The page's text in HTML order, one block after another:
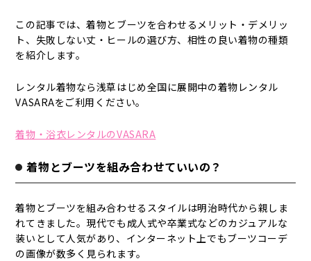
この記事では、着物とブーツを合わせるメリット・デメリッ
ト、失敗しない丈・ヒールの選び方、相性の良い着物の種類
を紹介します。
レンタル着物なら浅草はじめ全国に展開中の着物レンタル
VASARAをご利用ください。
着物・浴衣レンタルのVASARA
着物とブーツを組み合わせていいの？
着物とブーツを組み合わせるスタイルは明治時代から親しま
れてきました。現代でも成人式や卒業式などのカジュアルな
装いとして人気があり、インターネット上でもブーツコーデ
の画像が数多く見られます。